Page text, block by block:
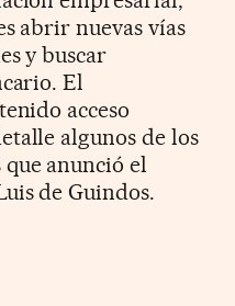
abrir nuevas vías
y buscar
El
acceso
algunos de los
anunció el
de Guindos.